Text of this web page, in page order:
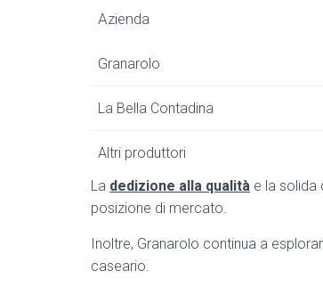
Azienda
Granarolo
La Bella Contadina
Altri produttori
La dedizione alla qualità e la solida
posizione di mercato.
Inoltre, Granarolo continua a
caseario.